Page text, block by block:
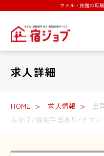
ホテル・旅館の転
求人詳細
HOME 求人情報
全
んか？/住宅手当あり/リフレ